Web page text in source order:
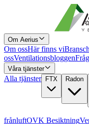
Om Aerius
Om ossHär finns vi
ossVentilationsbloggen
Våra tjänster
Alla tjänster FTX Radon
frånluftOVK Besiktning